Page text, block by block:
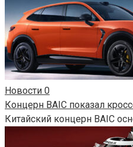
Новости 0
Концерн BAIC показал
Китайский концерн BAIC